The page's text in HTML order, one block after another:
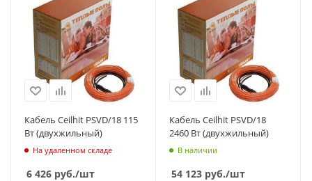
Кабель Ceilhit PSVD/18 115
Вт (двухжильный)
На удаленном складе
6 426 руб./шт
Кабель Ceilhit PSVD/18
2460 Вт (двухжильный)
В наличии
54 123 руб./шт